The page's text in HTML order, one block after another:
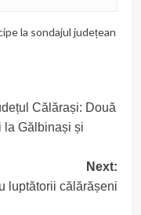
la sondajul județean
Călărași: Două
la Gălbinași și
Next:
luptătorii călărășeni